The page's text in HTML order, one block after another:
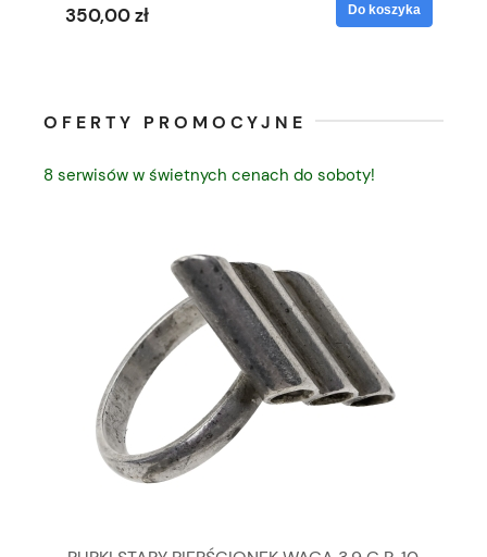
350,00 zł Do koszyka
OFERTY PROMOCYJNE
8 serwisów w świetnych cenach do soboty!